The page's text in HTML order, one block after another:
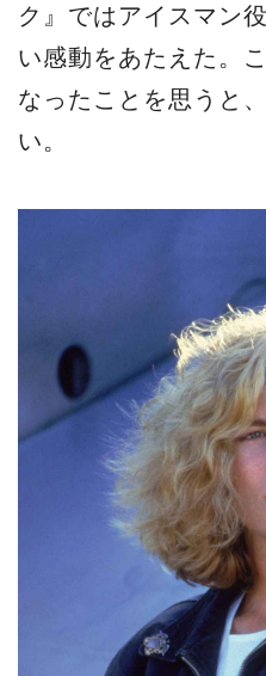
ク』ではアイスマン
い感動をあたえた。
なったことを思うと
い。